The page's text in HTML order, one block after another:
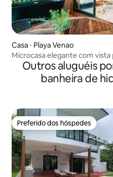
Casa ⋅ Playa Venao
Microcasa elegante com
Outros aluguéis
banheira de
Preferido dos hóspedes
Preferido dos hóspedes